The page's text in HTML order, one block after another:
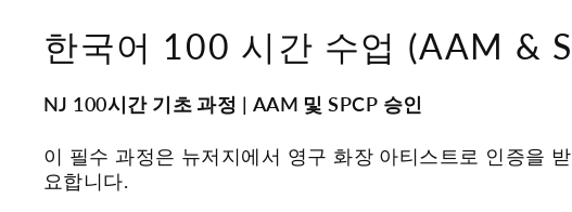
한국어 100 시간 수업 (AAM &
NJ 100시간 기초 과정 | AAM 및 SPCP 승인
이 필수 과정은 뉴저지에서 영구 화장 아티스트로 인증을
요합니다.